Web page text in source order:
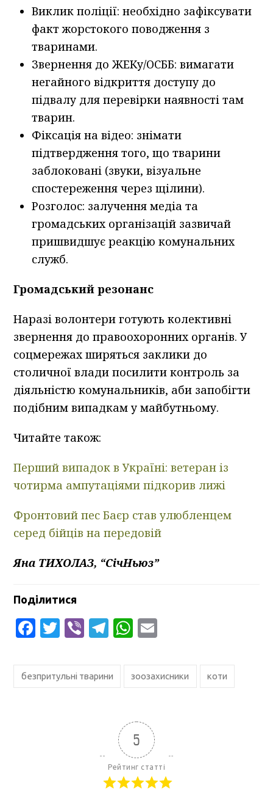
Виклик поліції: необхідно зафіксувати
факт жорстокого поводження з
тваринами.
Звернення до ЖЕКу/ОСББ: вимагати
негайного відкриття доступу до
підвалу для перевірки наявності там
тварин.
Фіксація на відео: знімати
підтвердження того, що тварини
заблоковані (звуки, візуальне
спостереження через щілини).
Розголос: залучення медіа та
громадських організацій зазвичай
пришвидшує реакцію комунальних
служб.
Громадський резонанс
Наразі волонтери готують колективні
звернення до правоохоронних органів. У
соцмережах ширяться заклики до
столичної влади посилити контроль за
діяльністю комунальників, аби запобігти
подібним випадкам у майбутньому.
Читайте також:
Перший випадок в Україні: ветеран із
чотирма ампутаціями підкорив лижі
Фронтовий пес Баєр став улюбленцем
серед бійців на передовій
Яна ТИХОЛАЗ, “СічНьюз”
Поділитися
Facebook
Twitter
ViberTelegram
WhatsApp
безпритульні тварини зоозахисники коти
5
Рейтинг статті